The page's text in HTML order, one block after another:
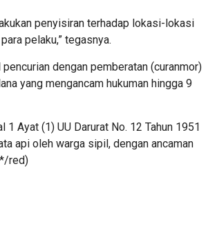
penyisiran terhadap lokasi-lokasi
pelaku,” tegasnya.
dengan pemberatan (curanmor)
yang mengancam hukuman hingga 9
Ayat (1) UU Darurat No. 12 Tahun 1951
api oleh warga sipil, dengan ancaman
red)